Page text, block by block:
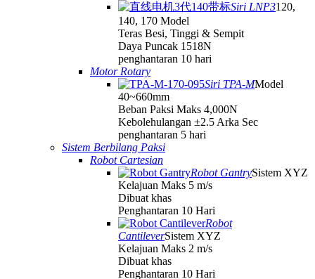
Siri LNP3120,
140, 170 Model
Teras Besi, Tinggi & Sempit
Daya Puncak 1518N
penghantaran 10 hari
Motor Rotary
Siri TPA-MModel
40~660mm
Beban Paksi Maks 4,000N
Kebolehulangan ±2.5 Arka Sec
penghantaran 5 hari
Sistem Berbilang Paksi
Robot Cartesian
Robot GantrySistem XYZ
Kelajuan Maks 5 m/s
Dibuat khas
Penghantaran 10 Hari
Robot
CantileverSistem XYZ
Kelajuan Maks 2 m/s
Dibuat khas
Penghantaran 10 Hari